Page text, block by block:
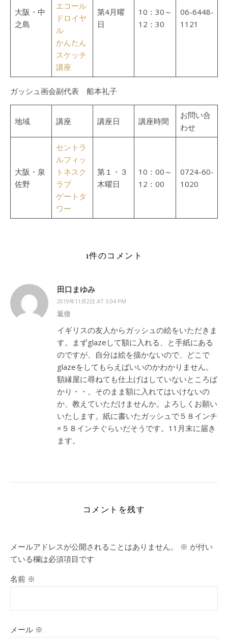
大阪・中
之島
エコール
ドロイヤ
ル
かんたん
スケッチ
講座
第4月曜
日
10：30～
12：30
06-6448-
1121
ガッシュ画会副代表 船本礼子
地域 講座 講座日 講座時間
お問い合
わせ
大阪・泉
佐野
セントラ
ルフィッ
トネスク
ラブ
ゲートタ
ワー
第１・３
木曜日
10：00～
12：00
0724-60-
1020
1件のコメント
田口まゆみ
2019年11月2日 AT 5:04 PM
返信
イギリスの友人からガッシュの絵をいただきま
す。まずglazeして額に入れる、と手紙にある
のですが、自分は絵を描かないので、どこで
glazeをしてもらえばいいのかわかりません。
額縁屋に尋ねても仕上げはしていないところば
かり・・。そのまま額に入れてはいけないの
か、教えていただけませんか。よろしくお願い
いたします。紙に書いたガッシュで５８インチ
×５８インチぐらいだそうです。11月末に届き
ます。
コメントを残す
メールアドレスが公開されることはありません。 ※ が付い
ている欄は必須項目です
名前 ※
メール ※